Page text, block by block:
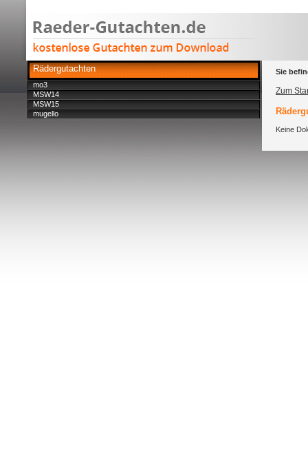
Rädergutachten
mo3
MSW14
MSW15
mugello
Sie
Zum
Keine